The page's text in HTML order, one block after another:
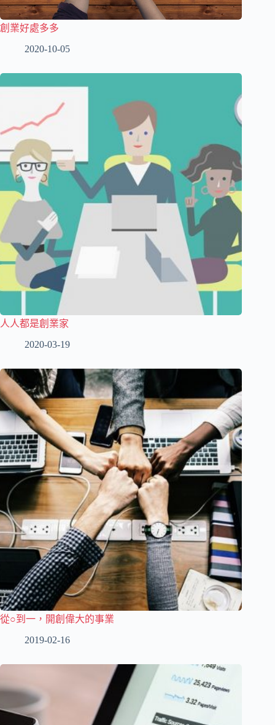
創業好處多多
2020-10-05
人人都是創業家
2020-03-19
從○到一，開創偉大的事業
2019-02-16